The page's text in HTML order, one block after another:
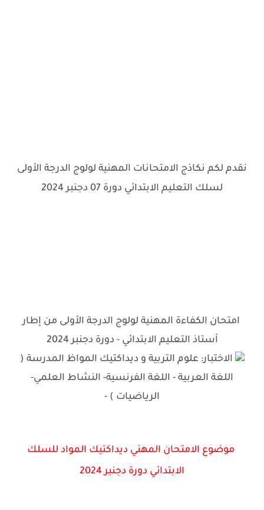
نقدم لكم نكاذج الامتحانات المهنية لولوج الدرجة الأولى
لسلك التعليم الابتدائي دورة 07 دجنبر 2024
امتحان الكفاءة المهنية لولوج الدرجة الأولى من إطار
أستاذ التعليم الابتدائي - دورة دجنبر 2024
الاختبار: علوم التربية و ديداكتيك المواظ المدرسة (
اللغة العربية - اللغة الفرنسية- النشاط العلمي-
الرياضيات ) -
موضوع الامتحان المهني ديداكتيك المواد للسلك
الابتدائي دورة دجنبر 2024